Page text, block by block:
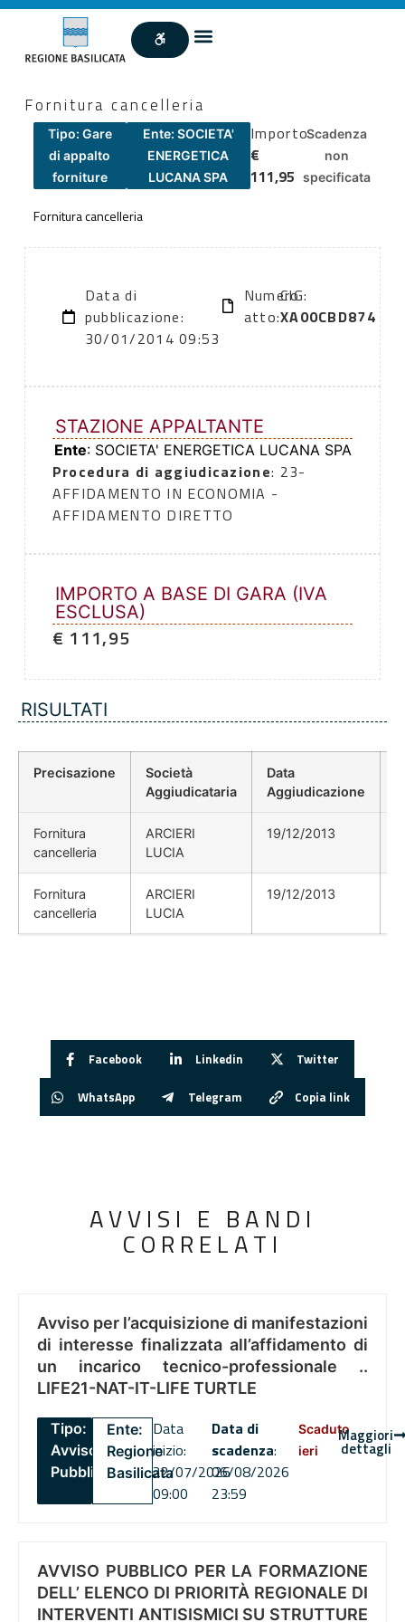
Fornitura cancelleria
Tipo: Gare
di appalto
forniture
Ente: SOCIETA'
ENERGETICA
LUCANA SPA
Importo
€
111,95
Scadenza
non
specificata
Fornitura cancelleria
Data di
pubblicazione:
30/01/2014 09:53
Numero
atto:
CIG:
XA00CBD874
STAZIONE APPALTANTE
Ente: SOCIETA' ENERGETICA LUCANA SPA
Procedura di aggiudicazione: 23-
AFFIDAMENTO IN ECONOMIA -
AFFIDAMENTO DIRETTO
IMPORTO A BASE DI GARA (IVA
ESCLUSA)
€ 111,95
RISULTATI
Precisazione
Società
Aggiudicataria
Data
Aggiudicazione
Fornitura
cancelleria
ARCIERI
LUCIA
19/12/2013
Fornitura
cancelleria
ARCIERI
LUCIA
19/12/2013
Facebook Linkedin Twitter
WhatsApp Telegram Copia link
AVVISI E BANDI
CORRELATI
Avviso per l’acquisizione di manifestazioni
di interesse finalizzata all’affidamento di
un incarico tecnico-professionale ..
LIFE21-NAT-IT-LIFE TURTLE
Tipo:
Avviso
Pubblico
Ente:
Regione
Basilicata
Data
inizio:
22/07/2026
09:00
Data di
scadenza:
06/08/2026
23:59
Scaduto
ieri
Maggiori
dettagli
AVVISO PUBBLICO PER LA FORMAZIONE
DELL’ ELENCO DI PRIORITÀ REGIONALE DI
INTERVENTI ANTISISMICI SU STRUTTURE